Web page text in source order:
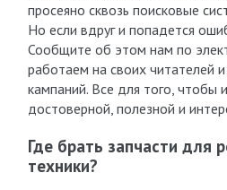
просеяно сквозь поисковые
Но если вдруг и попадется
Сообщите об этом нам по
работаем на своих читателей
кампаний. Все для того, чтобы
достоверной, полезной и
Где брать запчасти для
техники?